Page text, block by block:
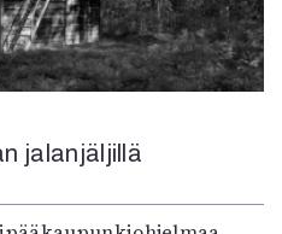
jalanjäljillä